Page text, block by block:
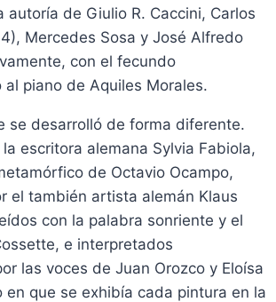
autoría de Giulio R. Caccini, Carlos
Mercedes Sosa y José Alfredo
con el fecundo
al piano de Aquiles Morales.
se desarrolló de forma diferente.
escritora alemana Sylvia Fabiola,
de Octavio Ocampo,
el también artista alemán Klaus
con la palabra sonriente y el
e interpretados
las voces de Juan Orozco y Eloísa
en que se exhibía cada pintura en la